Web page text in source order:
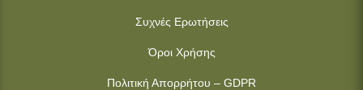
Συχνές Ερωτήσεις
Όροι Χρήσης
Πολιτική Απορρήτου – GDPR